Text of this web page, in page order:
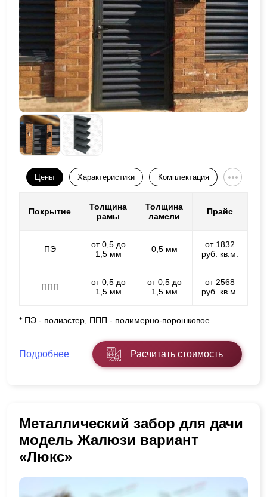
Цены Характеристики Комплектация
Покрытие
Толщина
рамы
Толщина
ламели
Прайс
ПЭ
от 0,5 до
1,5 мм
0,5 мм
от 1832
руб. кв.м.
ППП
от 0,5 до
1,5 мм
от 0,5 до
1,5 мм
от 2568
руб. кв.м.
* ПЭ - полиэстер, ППП - полимерно-порошковое
Подробнее Расчитать стоимость
Металлический забор для дачи
модель Жалюзи вариант
«Люкс»